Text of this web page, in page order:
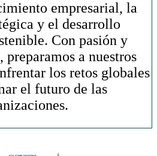
empresarial, la
y el desarrollo
Con pasión y
preparamos a nuestros
los retos globales
el futuro de las